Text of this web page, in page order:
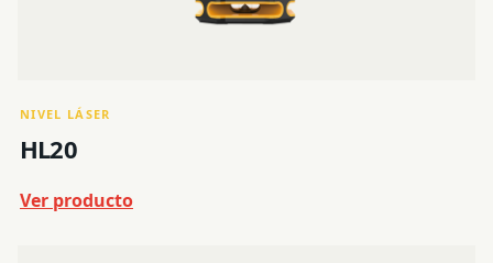
NIVEL LÁSER
HL20
Ver producto